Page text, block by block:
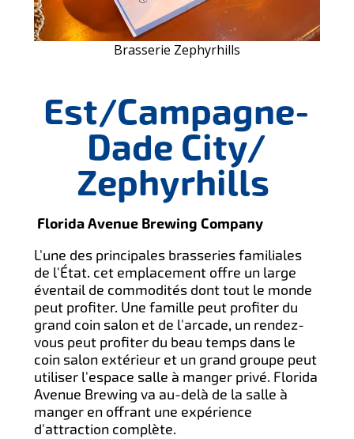
Brasserie Zephyrhills
Est/Campagne-
Dade City/
Zephyrhills
Florida Avenue Brewing Company
L'une des principales brasseries familiales
de l'État. cet emplacement offre un large
éventail de commodités dont tout le monde
peut profiter. Une famille peut profiter du
grand coin salon et de l'arcade, un rendez-
vous peut profiter du beau temps dans le
coin salon extérieur et un grand groupe peut
utiliser l'espace salle à manger privé. Florida
Avenue Brewing va au-delà de la salle à
manger en offrant une expérience
d'attraction complète.